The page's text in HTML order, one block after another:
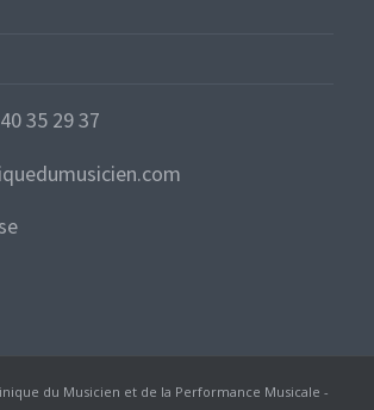
35 29 37
du Musicien et de la Performance Musicale -